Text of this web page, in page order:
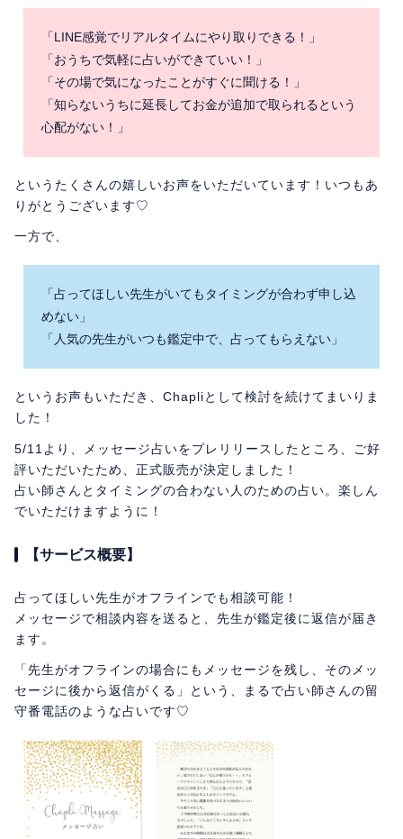
「LINE感覚でリアルタイムにやり取りできる！」
「おうちで気軽に占いができていい！」
「その場で気になったことがすぐに聞ける！」
「知らないうちに延長してお金が追加で取られるという
心配がない！」
というたくさんの嬉しいお声をいただいています！いつもあ
りがとうございます♡
一方で、
「占ってほしい先生がいてもタイミングが合わず申し込
めない」
「人気の先生がいつも鑑定中で、占ってもらえない」
というお声もいただき、Chapliとして検討を続けてまいりま
した！
5/11より、メッセージ占いをプレリリースしたところ、ご好
評いただいたため、正式販売が決定しました！
占い師さんとタイミングの合わない人のための占い。楽しん
でいただけますように！
【サービス概要】
占ってほしい先生がオフラインでも相談可能！
メッセージで相談内容を送ると、先生が鑑定後に返信が届き
ます。
「先生がオフラインの場合にもメッセージを残し、そのメッ
セージに後から返信がくる」という、まるで占い師さんの留
守番電話のような占いです♡